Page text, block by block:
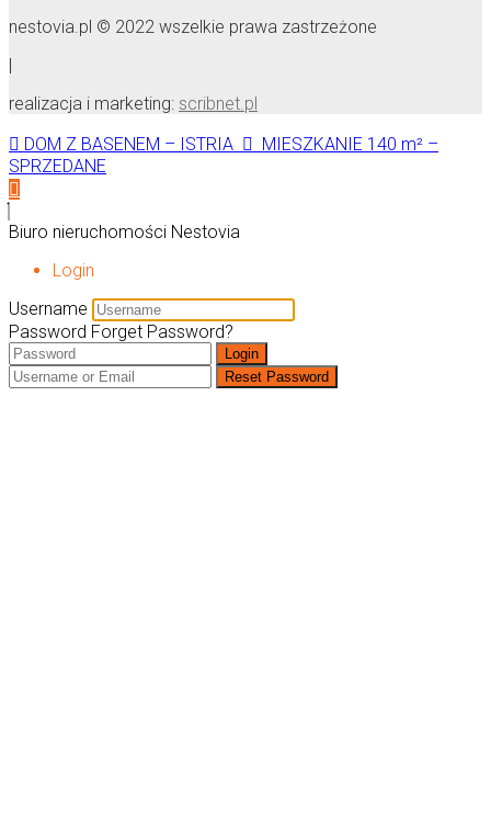
nestovia.pl © 2022 wszelkie prawa zastrzeżone
|
realizacja i marketing: scribnet.pl
DOM Z BASENEM – ISTRIA
MIESZKANIE 140 m² –
SPRZEDANE
Biuro nieruchomości Nestovia
Login
Username
Password Forget Password?
Login
Reset Password